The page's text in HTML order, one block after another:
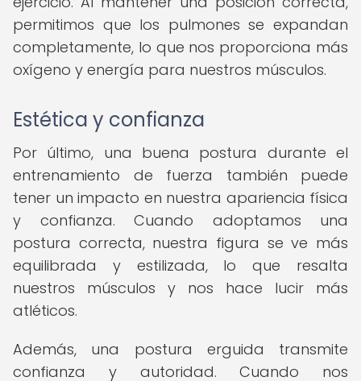
permitimos que los pulmones se expandan
completamente, lo que nos proporciona más
oxígeno y energía para nuestros músculos.
Estética y confianza
Por último, una buena postura durante el
entrenamiento de fuerza también puede
tener un impacto en nuestra apariencia física
y confianza. Cuando adoptamos una
postura correcta, nuestra figura se ve más
equilibrada y estilizada, lo que resalta
nuestros músculos y nos hace lucir más
atléticos.
Además, una postura erguida transmite
confianza y autoridad. Cuando nos